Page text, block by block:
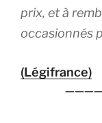
prix, et à
occasionnés
(Légifrance)